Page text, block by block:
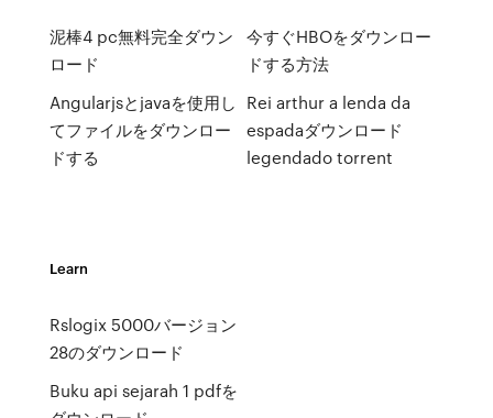
泥棒4 pc無料完全ダウン
ロード
Angularjsとjavaを使用し
てファイルをダウンロー
ドする
今すぐHBOをダウンロー
ドする方法
Rei arthur a lenda da
espadaダウンロード
legendado torrent
Learn
Rslogix 5000バージョン
28のダウンロード
Buku api sejarah 1 pdfを